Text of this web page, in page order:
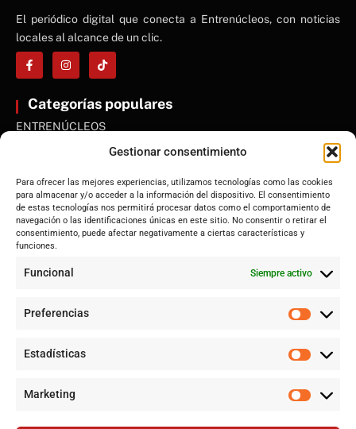
Gestionar consentimiento
Para ofrecer las mejores experiencias, utilizamos tecnologías como las cookies
para almacenar y/o acceder a la información del dispositivo. El consentimiento
de estas tecnologías nos permitirá procesar datos como el comportamiento de
navegación o las identificaciones únicas en este sitio. No consentir o retirar el
consentimiento, puede afectar negativamente a ciertas características y
funciones.
Funcional Siempre activo
Preferencias
Estadísticas
Marketing
El periódico digital que conecta a Entrenúcleos, con noticias
locales al alcance de un clic.
Categorías populares
ENTRENÚCLEOS
Andalucía
Internacional
Tecnología
Sociedad
Jujutsu Kaisen: El Shōnen que decidió evolucionar sin perder su